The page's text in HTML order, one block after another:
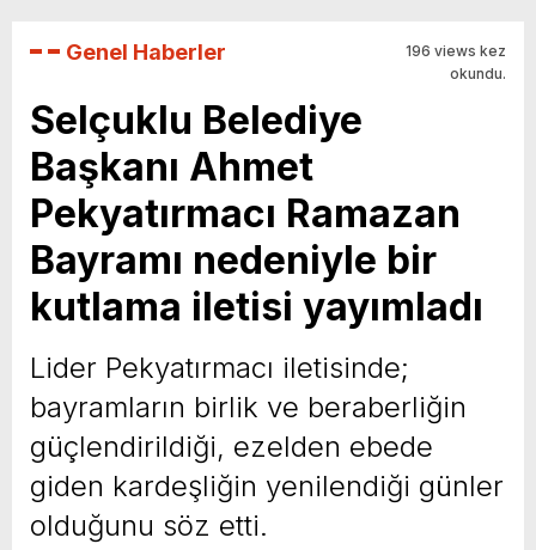
Genel Haberler
196 views kez
okundu.
Selçuklu Belediye
Başkanı Ahmet
Pekyatırmacı Ramazan
Bayramı nedeniyle bir
kutlama iletisi yayımladı
Lider Pekyatırmacı iletisinde;
bayramların birlik ve beraberliğin
güçlendirildiği, ezelden ebede
giden kardeşliğin yenilendiği günler
olduğunu söz etti.